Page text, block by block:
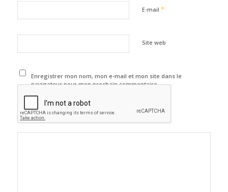
E-mail *
Site web
Enregistrer mon nom, mon e-mail et mon site dans le
navigateur pour mon prochain commentaire.